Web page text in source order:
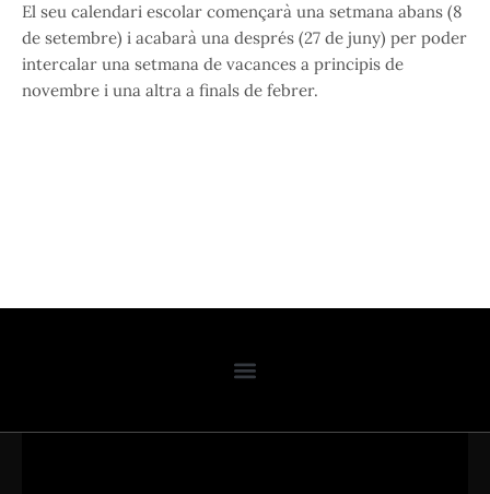
El seu calendari escolar començarà una setmana abans (8
de setembre) i acabarà una després (27 de juny) per poder
intercalar una setmana de vacances a principis de
novembre i una altra a finals de febrer.